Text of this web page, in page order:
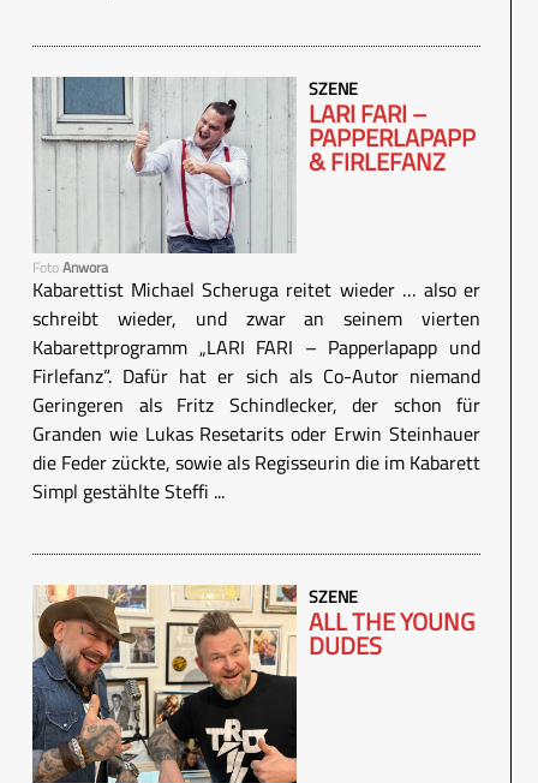
FotoAnwora
SZENE
LARI FARI –
PAPPERLAPAPP
& FIRLEFANZ
Kabarettist Michael Scheruga reitet wieder … also er
schreibt wieder, und zwar an seinem vierten
Kabarettprogramm „LARI FARI – Papperlapapp und
Firlefanz“. Dafür hat er sich als Co-Autor niemand
Geringeren als Fritz Schindlecker, der schon für
Granden wie Lukas Resetarits oder Erwin Steinhauer
die Feder zückte, sowie als Regisseurin die im Kabarett
Simpl gestählte Steffi ...
SZENE
ALL THE YOUNG
DUDES